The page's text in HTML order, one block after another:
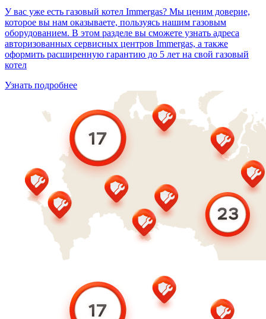
У вас уже есть газовый котел Immergas? Мы ценим доверие,
которое вы нам оказываете, пользуясь нашим газовым
оборудованием. В этом разделе вы сможете узнать адреса
авторизованных сервисных центров Immergas, а также
оформить расширенную гарантию до 5 лет на свой газовый
котел
Узнать подробнее